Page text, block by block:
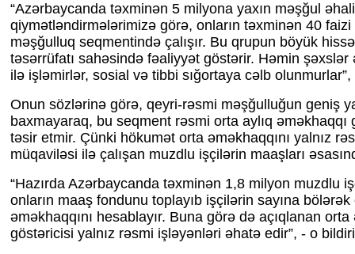
“Azərbaycanda təxminən 5 milyona yaxın məşğul
qiymətləndirmələrimizə görə, onların təxminən 40
məşğulluq seqmentində çalışır. Bu qrupun böyük
təsərrüfatı sahəsində fəaliyyət göstərir. Həmin şəxslər
ilə işləmirlər, sosial və tibbi sığortaya cəlb olunmurlar”,
Onun sözlərinə görə, qeyri-rəsmi məşğulluğun geniş
baxmayaraq, bu seqment rəsmi orta aylıq əməkhaqqı
təsir etmir. Çünki hökumət orta əməkhaqqını yalnız
müqaviləsi ilə çalışan muzdlu işçilərin maaşları
“Hazırda Azərbaycanda təxminən 1,8 milyon muzdlu
onların maaş fondunu toplayıb işçilərin sayına bölərək
əməkhaqqını hesablayır. Buna görə də açıqlanan orta
göstəricisi yalnız rəsmi işləyənləri əhatə edir”, - o